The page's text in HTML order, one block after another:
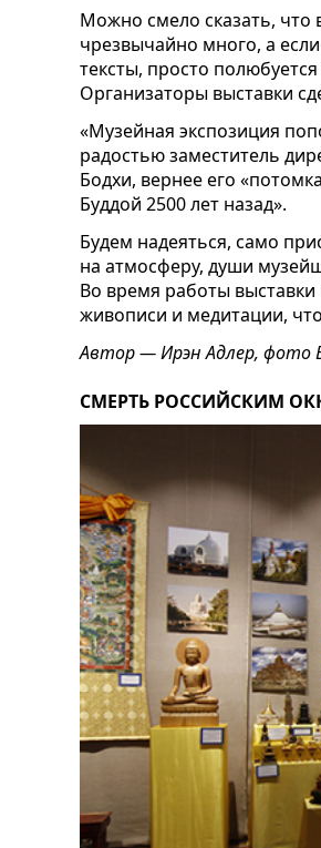
Можно смело сказать, что
чрезвычайно много, а
тексты, просто
Организаторы выставки
«Музейная экспозиция
радостью заместитель
Бодхи, вернее его
Буддой 2500 лет назад».
Будем надеяться, само
на атмосферу, души
Во время работы
живописи и медитации,
Автор — Ирэн Адлер, фото
СМЕРТЬ РОССИЙСКИМ